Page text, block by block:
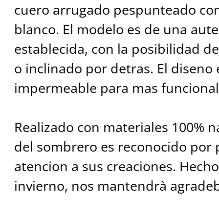
cuero arrugado pespunteado
blanco. El modelo es de una
establecida, con la posibilidad
o inclinado por detras. El diseno
impermeable para mas
Realizado con materiales 100%
del sombrero es reconocido por
atencion a sus creaciones.
invierno, nos mantendrà